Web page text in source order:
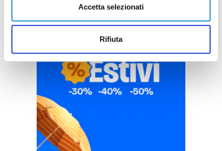
Accetta selezionati
Rifiuta